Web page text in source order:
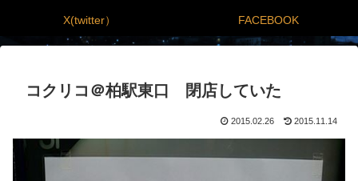
X(twitter） FACEBOOK
コクリコ＠柏駅東口 閉店していた
2015.02.26 2015.11.14